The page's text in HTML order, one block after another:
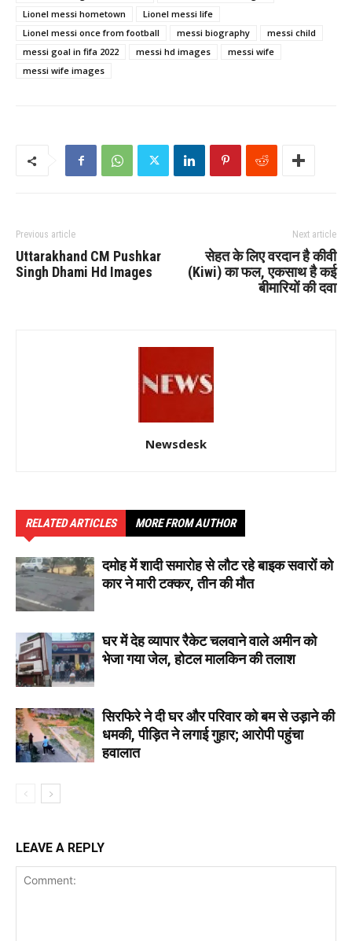
Lionel messi hometown
Lionel messi life
Lionel messi once from football
messi biography
messi child
messi goal in fifa 2022
messi hd images
messi wife
messi wife images
Previous article
Uttarakhand CM Pushkar
Singh Dhami Hd Images
Next article
सेहत के लिए वरदान है कीवी
(Kiwi) का फल, एकसाथ है कई
बीमारियों की दवा
Newsdesk
RELATED ARTICLES MORE FROM AUTHOR
दमोह में शादी समारोह से लौट रहे बाइक सवारों को
कार ने मारी टक्कर, तीन की मौत
घर में देह व्यापार रैकेट चलवाने वाले अमीन को
भेजा गया जेल, होटल मालकिन की तलाश
सिरफिरे ने दी घर और परिवार को बम से उड़ाने की
धमकी, पीड़ित ने लगाई गुहार; आरोपी पहुंचा
हवालात
LEAVE A REPLY